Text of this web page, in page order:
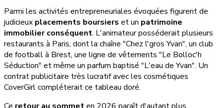
Parmi les activités entrepreneuriales évoquées figurent de
judicieux placements boursiers et un patrimoine
immobilier conséquent. L'animateur posséderait plusieurs
restaurants à Paris, dont la chaîne "Chez l'gros Yvan", un club
de football à Brest, une ligne de vêtements "Le Bolloc'h
Séduction" et même un parfum baptisé "L'eau de Yvan". Un
contrat publicitaire très lucratif avec les cosmétiques
CoverGirl compléterait ce tableau doré.